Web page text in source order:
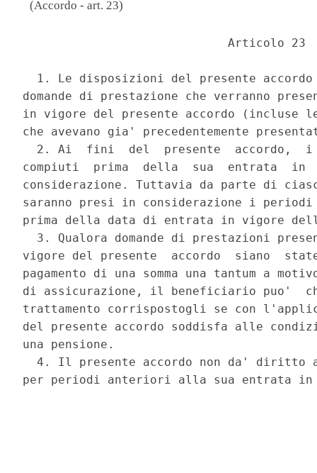
(Accordo - art. 23)
                             Articolo 23
1. Le disposizioni del presente
domande di prestazione che verranno
in vigore del presente accordo (incluse
che avevano gia' precedentemente
2. Ai  fini  del  presente  accordo,
compiuti  prima  della  sua  entrata  in
considerazione. Tuttavia da parte di
saranno presi in considerazione i
prima della data di entrata in vigore
3. Qualora domande di prestazioni
vigore del presente  accordo  siano
pagamento di una somma una tantum a
di assicurazione, il beneficiario puo'
trattamento corrispostogli se con
del presente accordo soddisfa alle
una pensione.
4. Il presente accordo non da' diritto